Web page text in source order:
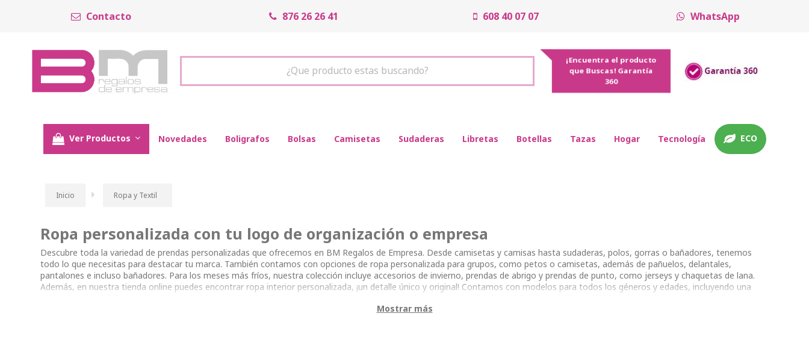
Contacto 876 26 26 41 608 40 07 07 WhatsApp
¿Que producto estas buscando?
¡Encuentra el producto
que Buscas! Garantía
360
Ver Productos Novedades Boligrafos Bolsas Camisetas Sudaderas Libretas Botellas Tazas Hogar Tecnología ECO
Inicio Ropa y Textil
Ropa personalizada con tu logo de organización o empresa
Descubre toda la variedad de prendas personalizadas que ofrecemos en BM Regalos de Empresa. Desde camisetas y camisas hasta sudaderas, polos, gorras o bañadores, tenemos
todo lo que necesitas para destacar tu marca. También contamos con opciones de ropa personalizada para grupos, como petos o camisetas, además de pañuelos, delantales,
pantalones e incluso bañadores. Para los meses más fríos, nuestra colección incluye accesorios de invierno, prendas de abrigo y prendas de punto, como jerseys y chaquetas de lana.
Además, en nuestra tienda online puedes encontrar ropa interior personalizada, ¡un detalle único y original! Contamos con modelos para todos los géneros y edades, incluyendo una
Mostrar más